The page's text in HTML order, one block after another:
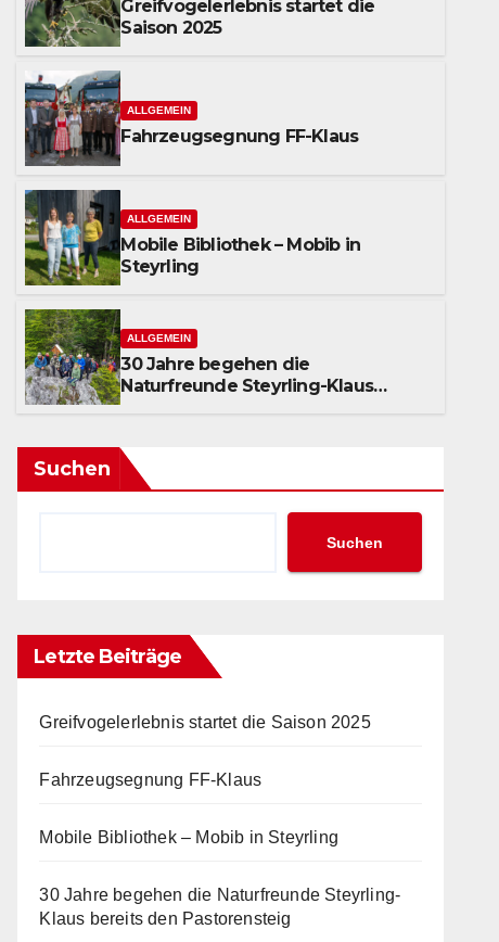
Greifvogelerlebnis startet die
Saison 2025
ALLGEMEIN
Fahrzeugsegnung FF-Klaus
ALLGEMEIN
Mobile Bibliothek – Mobib in
Steyrling
ALLGEMEIN
30 Jahre begehen die
Naturfreunde Steyrling-Klaus
Suchen
Suchen
Letzte Beiträge
Greifvogelerlebnis startet die Saison 2025
Fahrzeugsegnung FF-Klaus
Mobile Bibliothek – Mobib in Steyrling
30 Jahre begehen die Naturfreunde Steyrling-
Klaus bereits den Pastorensteig